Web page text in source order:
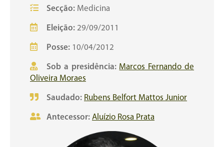
Secção: Medicina
Eleição: 29/09/2011
Posse: 10/04/2012
Sob a presidência: Marcos Fernando de
Oliveira Moraes
Saudado: Rubens Belfort Mattos Junior
Antecessor: Aluízio Rosa Prata